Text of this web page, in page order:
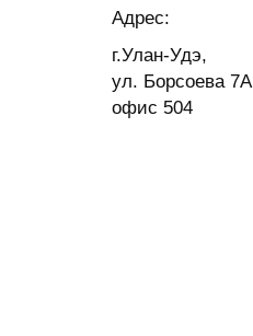
Адрес:
г.Улан-Удэ,
ул. Борсоева 7А
офис 504